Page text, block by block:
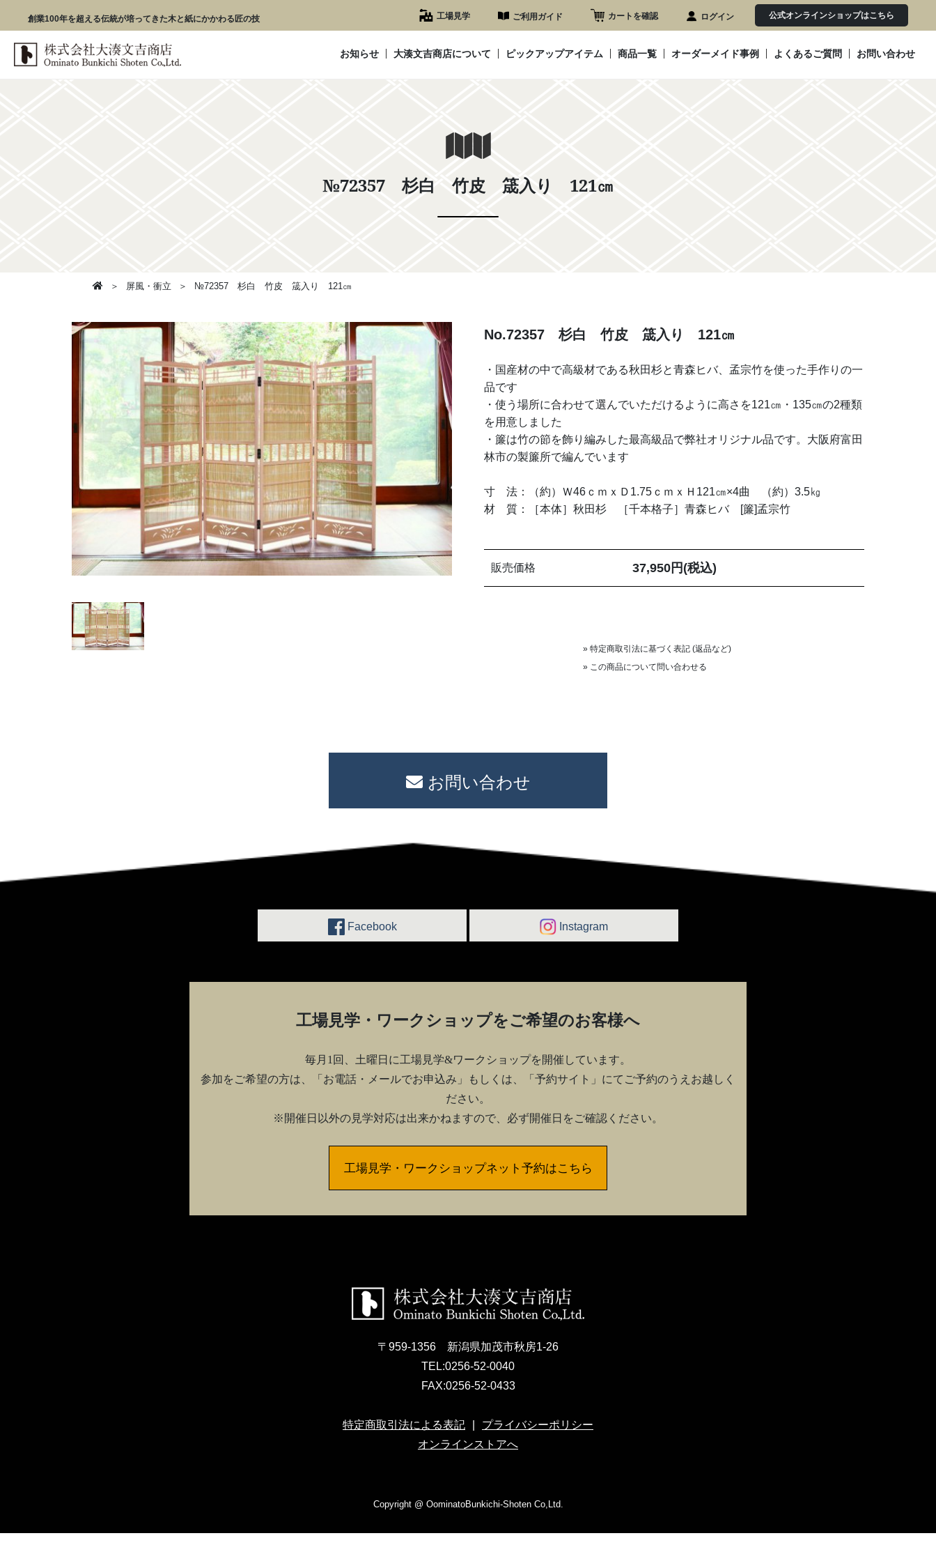
創業100年を超える伝統が培ってきた木と紙にかかわる匠の技 工場見学 ご利用ガイド カートを確認 ログイン 公式オンラインショップはこちら
お知らせ 大湊文吉商店について ピックアップアイテム 商品一覧 オーダーメイド事例 よくあるご質問 お問い合わせ
№72357 杉白 竹皮 筬入り 121㎝
屏風・衝立 №72357 杉白 竹皮 筬入り 121㎝
No.72357 杉白 竹皮 筬入り 121㎝
・国産材の中で高級材である秋田杉と青森ヒバ、孟宗竹を使った手作りの一
品です
・使う場所に合わせて選んでいただけるように高さを121㎝・135㎝の2種類
を用意しました
・簾は竹の節を飾り編みした最高級品で弊社オリジナル品です。大阪府富田
林市の製簾所で編んでいます
寸 法：（約）Ｗ46ｃｍｘＤ1.75ｃｍｘＨ121㎝×4曲 （約）3.5㎏
材 質：［本体］秋田杉 ［千本格子］青森ヒバ [簾]孟宗竹
販売価格 37,950円(税込)
» 特定商取引法に基づく表記 (返品など)
» この商品について問い合わせる
お問い合わせ
Facebook Instagram
工場見学・ワークショップをご希望のお客様へ
毎月1回、土曜日に工場見学&ワークショップを開催しています。
参加をご希望の方は、「お電話・メールでお申込み」もしくは、「予約サイト」にてご予約のうえお越しく
ださい。
※開催日以外の見学対応は出来かねますので、必ず開催日をご確認ください。
工場見学・ワークショップネット予約はこちら
〒959-1356 新潟県加茂市秋房1-26
TEL:0256-52-0040
FAX:0256-52-0433
特定商取引法による表記
プライバシーポリシー
オンラインストアへ
Copyright @ OominatoBunkichi-Shoten Co,Ltd.